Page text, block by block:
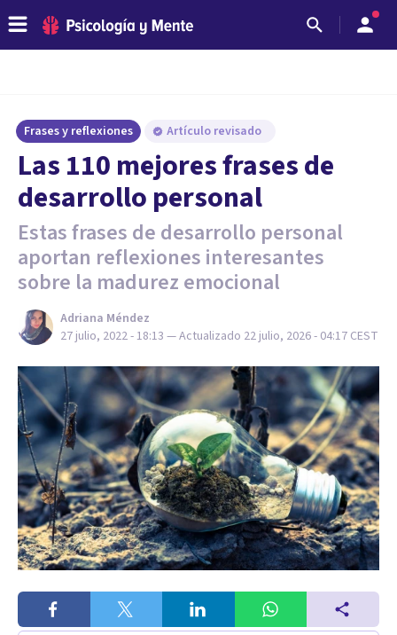
Frases y reflexiones Artículo revisado
Las 110 mejores frases de
desarrollo personal
Estas frases de desarrollo personal
aportan reflexiones interesantes
sobre la madurez emocional
Adriana Méndez
27 julio, 2022 - 18:13 — Actualizado 22 julio, 2026 - 04:17 CEST